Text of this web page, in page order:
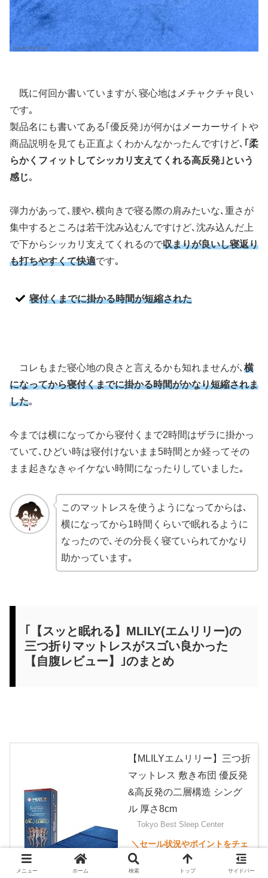
既に何回か書いていますが､寝心地はメチャクチャ良い
です｡
製品名にも書いてある｢優反発｣が何かはメーカーサイトや
商品説明を見ても正直よくわかんなかったんですけど､ ｢柔
らかくフィットしてシッカリ支えてくれる高反発｣という
感じ｡
弾力があって､腰や､横向きで寝る際の肩みたいな､重さが
集中するところは若干沈み込むんですけど､沈み込んだ上
で下からシッカリ支えてくれるので収まりが良いし寝返り
も打ちやすくて快適です｡
寝付くまでに掛かる時間が短縮された
コレもまた寝心地の良さと言えるかも知れませんが､ 横
になってから寝付くまでに掛かる時間がかなり短縮されま
した｡
今までは横になってから寝付くまで2時間はザラに掛かっ
ていて､ひどい時は寝付けないまま5時間とか経ってその
まま起きなきゃイケない時間になったりしていました｡
このマットレスを使うようになってからは､
横になってから1時間くらいで眠れるように
なったので､その分長く寝ていられてかなり
助かっています｡
｢【スッと眠れる】MLILY(エムリリー)の
三つ折りマットレスがスゴい良かった
【自腹レビュー】｣のまとめ
【MLILYエムリリー】三つ折
マットレス 敷き布団 優反発
&高反発の二層構造 シング
ル 厚さ8cm
Tokyo Best Sleep Center
メニュー ホーム 検索 トップ サイドバー